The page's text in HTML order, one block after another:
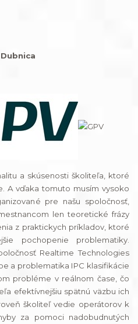
a skúsenosti školiteľa, ktoré
A vďaka tomuto musím vysoko
pre našu spoločnosť,
len teoretické frázy
z praktickych príkladov, ktoré
pochopenie problematiky.
Realtime Technologies
a problematika IPC klasifikácie
probléme v reálnom čase, čo
efektívnejšiu spätnú väzbu ich
školiteľ vedie operátorov k
za pomoci nadobudnutých